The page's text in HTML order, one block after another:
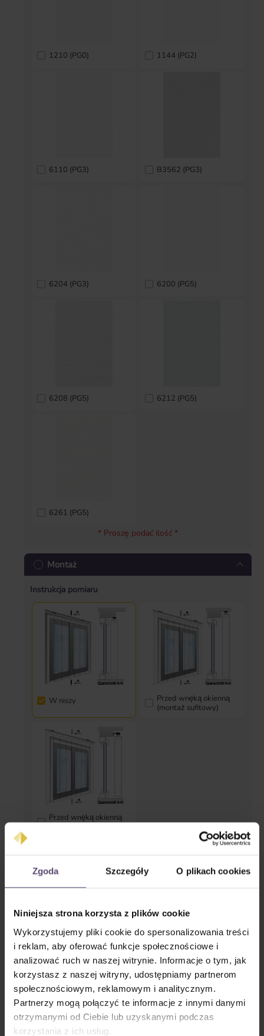
Zgoda Szczegóły O plikach cookies
Niniejsza strona korzysta z plików cookie
Wykorzystujemy pliki cookie do spersonalizowania treści
i reklam, aby oferować funkcje społecznościowe i
analizować ruch w naszej witrynie. Informacje o tym, jak
korzystasz z naszej witryny, udostępniamy partnerom
społecznościowym, reklamowym i analitycznym.
Partnerzy mogą połączyć te informacje z innymi danymi
otrzymanymi od Ciebie lub uzyskanymi podczas
korzystania z ich usług.
1210 (PG0) 1144 (PG2)
6110 (PG3) B3562 (PG3)
6204 (PG3) 6200 (PG5)
6208 (PG5) 6212 (PG5)
6261 (PG5)
* Proszę podać ilość *
Montaż
Instrukcja pomiaru
W niszy
Przed wnęką okienną
(montaż sufitowy)
Przed wnęką okienną
Zakres: 100–450 cm
Wysokość w cm
cm
Zakres: 100–400 cm